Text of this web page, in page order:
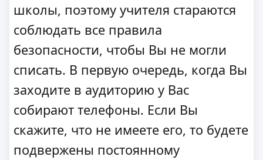
школы, поэтому учителя стараются
соблюдать все правила
безопасности, чтобы Вы не могли
списать. В первую очередь, когда Вы
заходите в аудиторию у Вас
собирают телефоны. Если Вы
скажите, что не имеете его, то будете
подвержены постоянному